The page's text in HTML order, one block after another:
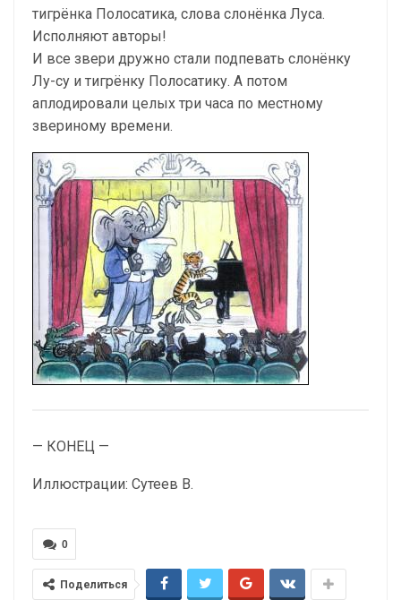
тигрёнка По­лосатика, слова слонёнка Луса.
Исполняют авторы!
И все звери дружно стали подпевать слонёнку
Лу-су и тигрёнку Полосатику. А потом
аплодировали це­лых три часа по местному
звериному времени.
— КОНЕЦ —
Иллюстрации: Сутеев В.
0
Поделиться